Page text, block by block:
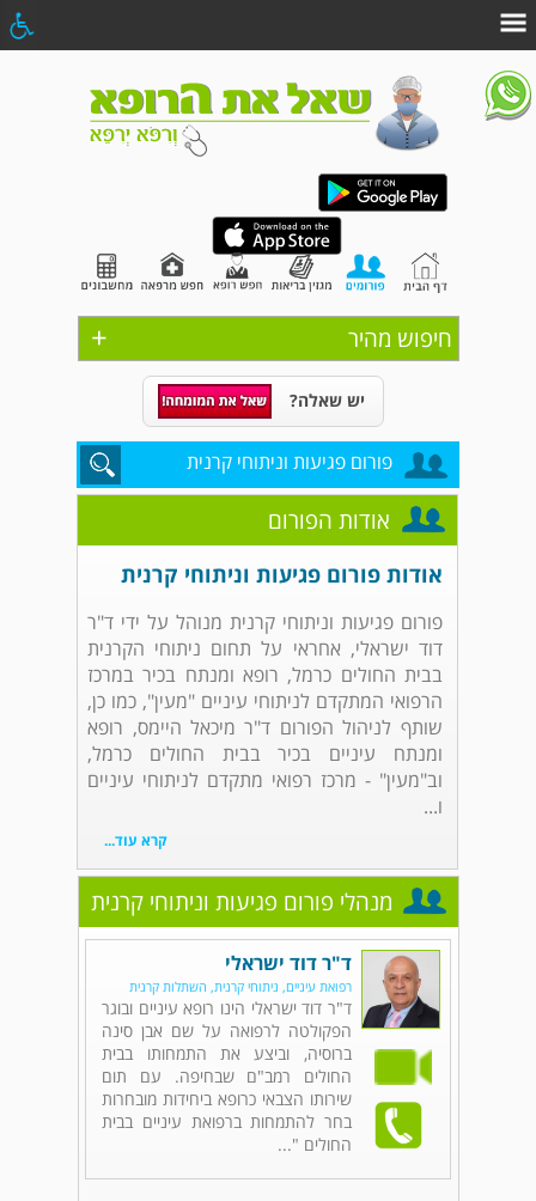
+ חיפוש מהיר
יש שאלה?
פורום פגיעות וניתוחי קרנית
אודות הפורום
אודות פורום פגיעות וניתוחי קרנית
פורום פגיעות וניתוחי קרנית מנוהל על ידי ד"ר
דוד ישראלי, אחראי על תחום ניתוחי הקרנית
בבית החולים כרמל, רופא ומנתח בכיר במרכז
הרפואי המתקדם לניתוחי עיניים "מעין", כמו כן,
שותף לניהול הפורום ד"ר מיכאל היימס, רופא
ומנתח עיניים בכיר בבית החולים כרמל,
וב"מעין" - מרכז רפואי מתקדם לניתוחי עיניים
ו...
קרא עוד...
מנהלי פורום פגיעות וניתוחי קרנית
ד"ר דוד ישראלי
רפואת עיניים, ניתוחי קרנית, השתלות קרנית
ד"ר דוד ישראלי הינו רופא עיניים ובוגר
הפקולטה לרפואה על שם אבן סינה
ברוסיה, וביצע את התמחותו בבית
החולים רמב"ם שבחיפה. עם תום
שירותו הצבאי כרופא ביחידות מובחרות
בחר להתמחות ברפואת עיניים בבית
החולים "...